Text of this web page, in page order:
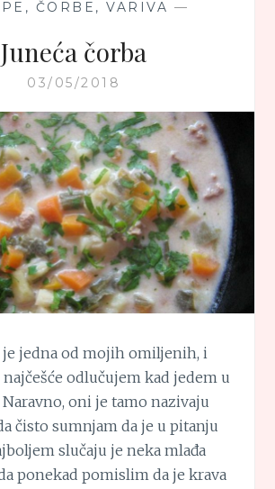
ČORBE, VARIVA —
Juneća čorba
03/05/2018
je jedna od mojih omiljenih, i
najčešće odlučujem kad jedem u
oni je tamo nazivaju
čisto sumnjam da je u pitanju
slučaju je neka mlađa
ponekad pomislim da je krava